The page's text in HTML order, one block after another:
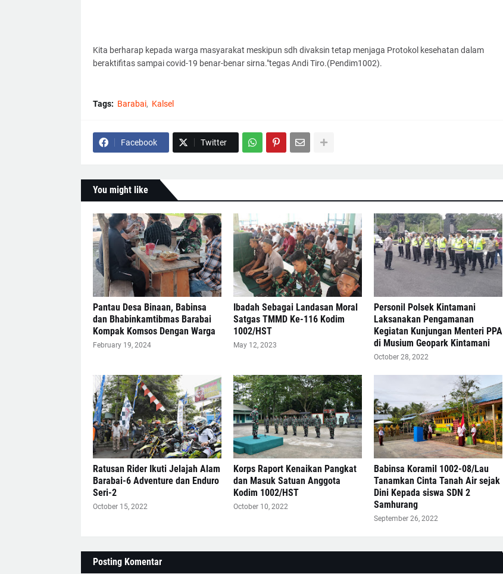
Kita berharap kepada warga masyarakat meskipun sdh divaksin tetap menjaga Protokol kesehatan dalam
beraktifitas sampai covid-19 benar-benar sirna."tegas Andi Tiro.(Pendim1002).
Tags: Barabai Kalsel
Facebook Twitter
You might like
Pantau Desa Binaan, Babinsa
dan Bhabinkamtibmas Barabai
Kompak Komsos Dengan Warga
February 19, 2024
Ibadah Sebagai Landasan Moral
Satgas TMMD Ke-116 Kodim
1002/HST
May 12, 2023
Personil Polsek Kintamani
Laksanakan Pengamanan
Kegiatan Kunjungan Menteri PPA
di Musium Geopark Kintamani
October 28, 2022
Ratusan Rider Ikuti Jelajah Alam
Barabai-6 Adventure dan Enduro
Seri-2
October 15, 2022
Korps Raport Kenaikan Pangkat
dan Masuk Satuan Anggota
Kodim 1002/HST
October 10, 2022
Babinsa Koramil 1002-08/Lau
Tanamkan Cinta Tanah Air sejak
Dini Kepada siswa SDN 2
Samhurang
September 26, 2022
Posting Komentar